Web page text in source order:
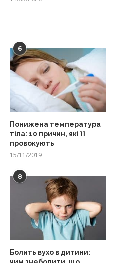
6
Понижена температура
тіла: 10 причин, які її
провокують
15/11/2019
8
Болить вухо в дитини: